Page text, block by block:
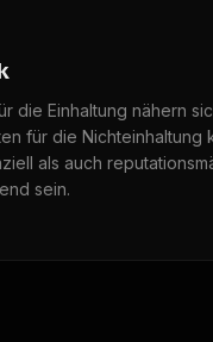
die Einhaltung nähern
für die Nichteinhaltung
als auch
sein.